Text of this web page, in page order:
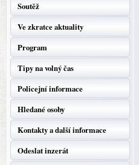
Soutěž
Ve zkratce aktuality
Program
Tipy na volný čas
Policejní informace
Hledané osoby
Kontakty a další informace
Odeslat inzerát